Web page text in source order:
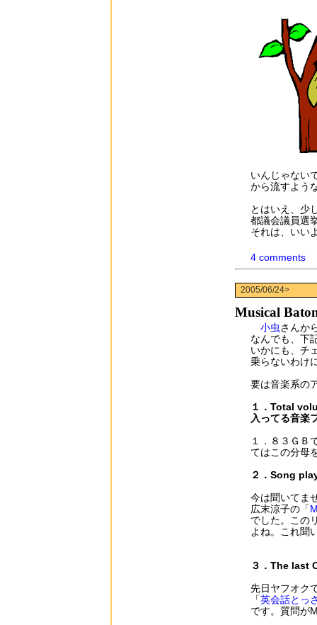
いんじゃない
から流すよう
とはいえ、少
都議会議員選
それは、いい
4 comments
2005/06/24>
Musical
小虫さんか
なんでも、下
いかにも、チ
乗らないわけ
要は音楽系の
１．Total
入ってる音楽
１．８３ＧＢ
てはこの分母
２．Song
今は聞いてま
広末涼子の「
でした。この
よね。これ聞
３．The last
先日ヤフオク
「英会話とっ
です。質問が